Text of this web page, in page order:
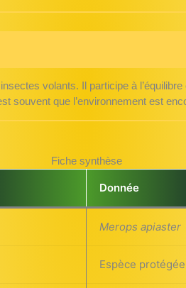
volants. Il participe à
souvent que l’environnement est
Fiche synthèse
Donnée
Merops apiaster
Espèce protégée